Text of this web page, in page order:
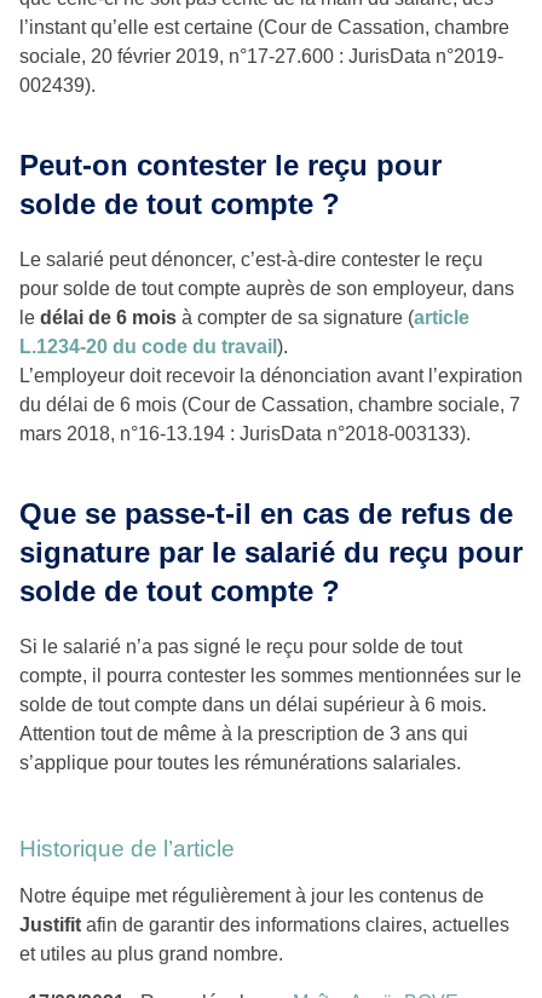
l’instant qu’elle est certaine (Cour de Cassation, chambre
sociale, 20 février 2019, n°17-27.600 : JurisData n°2019-
002439).
Peut-on contester le reçu pour
solde de tout compte ?
Le salarié peut dénoncer, c’est-à-dire contester le reçu
pour solde de tout compte auprès de son employeur, dans
le délai de 6 mois à compter de sa signature (article
L.1234-20 du code du travail ).
L’employeur doit recevoir la dénonciation avant l’expiration
du délai de 6 mois (Cour de Cassation, chambre sociale, 7
mars 2018, n°16-13.194 : JurisData n°2018-003133).
Que se passe-t-il en cas de refus de
signature par le salarié du reçu pour
solde de tout compte ?
Si le salarié n’a pas signé le reçu pour solde de tout
compte, il pourra contester les sommes mentionnées sur le
solde de tout compte dans un délai supérieur à 6 mois.
Attention tout de même à la prescription de 3 ans qui
s’applique pour toutes les rémunérations salariales.
Historique de l’article
Notre équipe met régulièrement à jour les contenus de
Justifit afin de garantir des informations claires, actuelles
et utiles au plus grand nombre.